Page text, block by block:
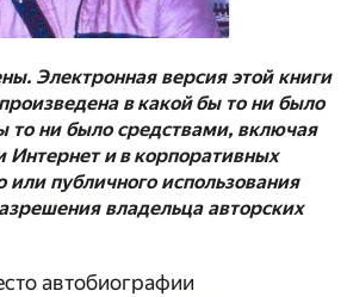
Электронная версия этой книги
в какой бы то ни было
то ни было средствами, включая
Интернет и в корпоративных
или публичного использования
владельца авторских
автобиографии